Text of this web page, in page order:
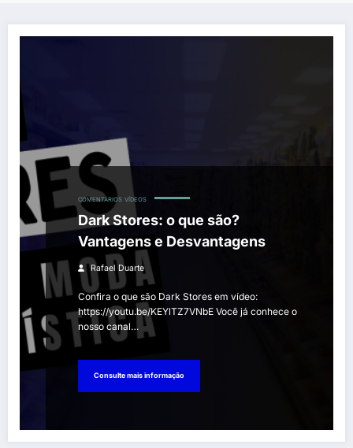
COMENTÁRIOS VÍDEOS
Dark Stores: o que são?
Vantagens e Desvantagens
Rafael Duarte
Confira o que são Dark Stores em vídeo:
https://youtu.be/KEYlTZ7VNbE Você já conhece o
nosso canal…
Consulte mais informação